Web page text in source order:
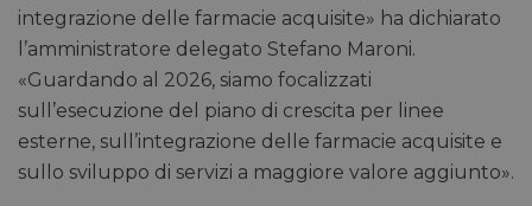
integrazione delle farmacie acquisite» ha dichiarato
l’amministratore delegato Stefano Maroni.
«Guardando al 2026, siamo focalizzati
sull’esecuzione del piano di crescita per linee
esterne, sull’integrazione delle farmacie acquisite e
sullo sviluppo di servizi a maggiore valore aggiunto».